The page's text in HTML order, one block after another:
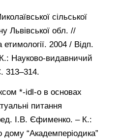
сільської
Львівської обл. //
2004 / Відп.
Науково-видавничий
313–314.
*-idl-o в основах
питання
І.В. Єфименко. – К.:
“Академперіодика”